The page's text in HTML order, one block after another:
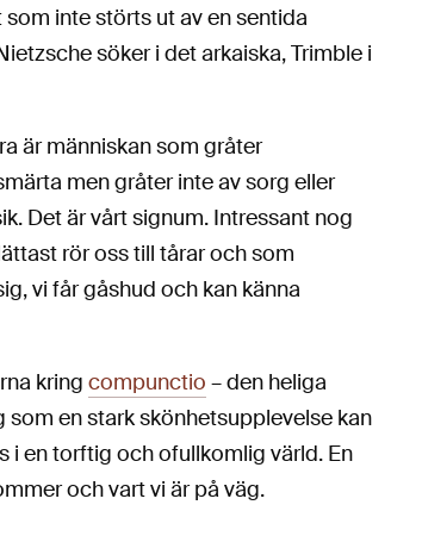
inte störts ut av en sentida
söker i det arkaiska, Trimble i
är människan som gråter
men gråter inte av sorg eller
Det är vårt signum. Intressant nog
rör oss till tårar och som
vi får gåshud och kan känna
kring compunctio – den heliga
en stark skönhetsupplevelse kan
i en torftig och ofullkomlig värld. En
och vart vi är på väg.